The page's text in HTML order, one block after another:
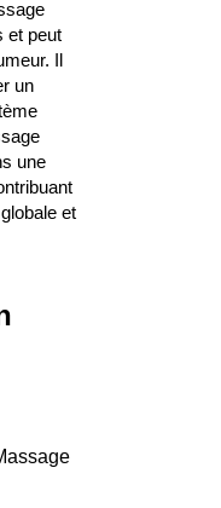
et peut
Il
un
une
et